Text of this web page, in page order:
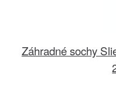
Záhradné sochy